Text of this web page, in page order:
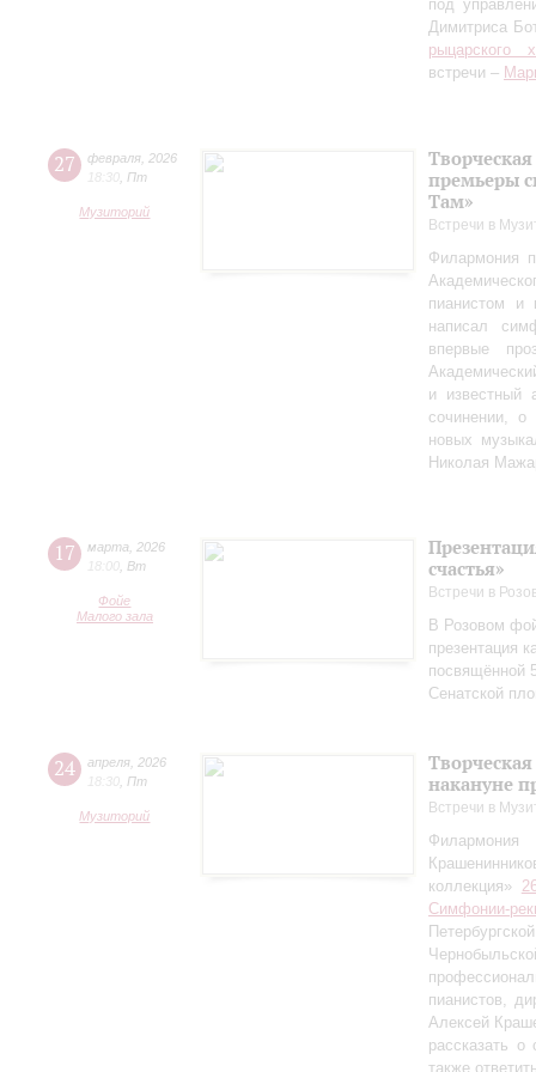
под
Димитриса
рыцарского
встречи –
27 февраля 2026
18:30 Пт
Музиторий
премьеры
Там»
Встречи в
Филармония
пианистом и
написал
впервые
и известный
сочинении,
новых
Николая
17 марта
2026
18:00 Вт
Фойе
Малого зала
счастья»
Встречи в
В Розовом
презентация
посвящённой
Сенатской
24 апреля 2026
18:30 Пт
Музиторий
накануне
Встречи в
коллекция»
Симфонии-
пианистов,
Алексей
рассказать
также